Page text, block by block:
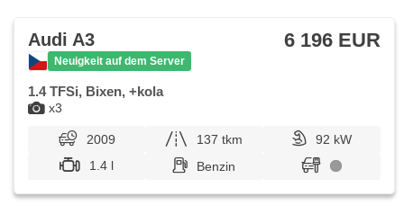
x3
Audi A3
Neuigkeit auf dem Server
6 196 EUR
1.4 TFSi, Bixen, +kola
2009 137 tkm
92 kW
1.4 l
Benzin